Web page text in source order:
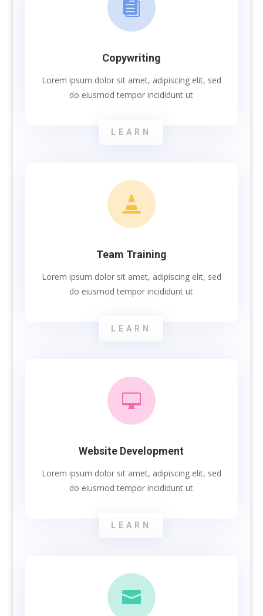

Copywriting
Lorem ipsum dolor sit amet, adipiscing elit, sed
do eiusmod tempor incididunt ut
LEARN

Team Training
Lorem ipsum dolor sit amet, adipiscing elit, sed
do eiusmod tempor incididunt ut
LEARN

Website Development
Lorem ipsum dolor sit amet, adipiscing elit, sed
do eiusmod tempor incididunt ut
LEARN
